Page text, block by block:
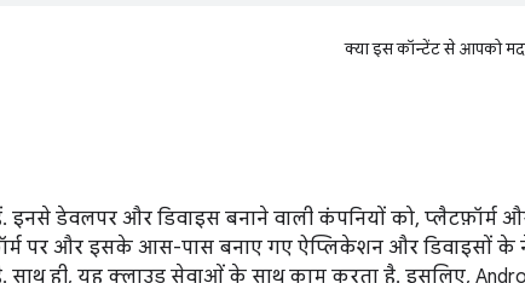
क्या इस कॉन्टेंट से आपको
इनसे डेवलपर और डिवाइस बनाने वाली कंपनियों को, प्लैटफ़ॉर्म
पर और इसके आस-पास बनाए गए ऐप्लिकेशन और डिवाइसों के
ही, यह क्लाउड सेवाओं के साथ काम करता है. इसलिए,